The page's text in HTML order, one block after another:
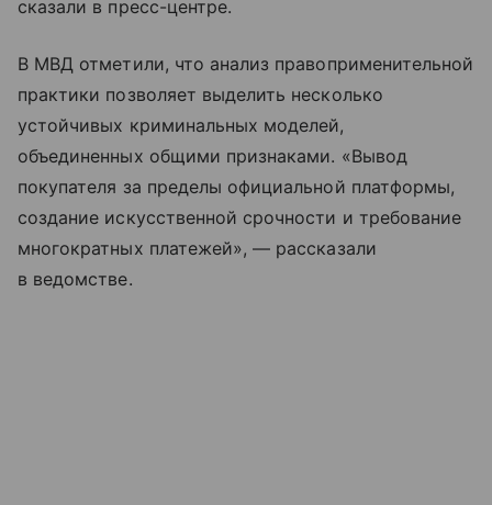
сказали в пресс-центре.
В МВД отметили, что анализ правоприменительной
практики позволяет выделить несколько
устойчивых криминальных моделей,
объединенных общими признаками. «Вывод
покупателя за пределы официальной платформы,
создание искусственной срочности и требование
многократных платежей», — рассказали
в ведомстве.